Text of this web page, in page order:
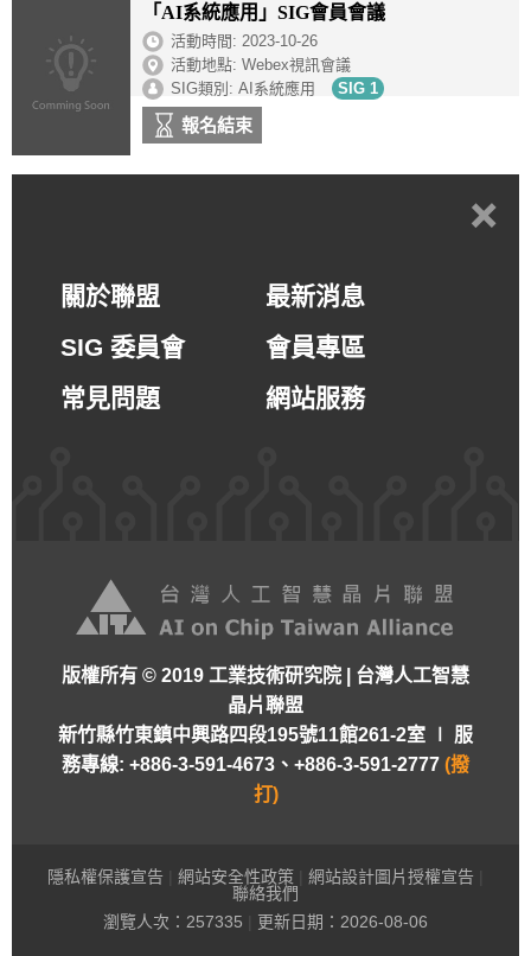
「AI系統應用」SIG會員會議
活動時間: 2023-10-26
活動地點: Webex視訊會議
SIG類別: AI系統應用
報名結束
+
關於聯盟
最新消息
SIG 委員會
會員專區
常見問題
網站服務
版權所有 © 2019 工業技術研究院 | 台灣人工智慧
晶片聯盟
新竹縣竹東鎮中興路四段195號11館261-2室 ∣ 服
務專線: +886-3-591-4673、+886-3-591-2777 (撥
打)
隱私權保護宣告 網站安全性政策 網站設計圖片授權宣告
聯絡我們
瀏覽人次： 257335 更新日期：2026-08-06